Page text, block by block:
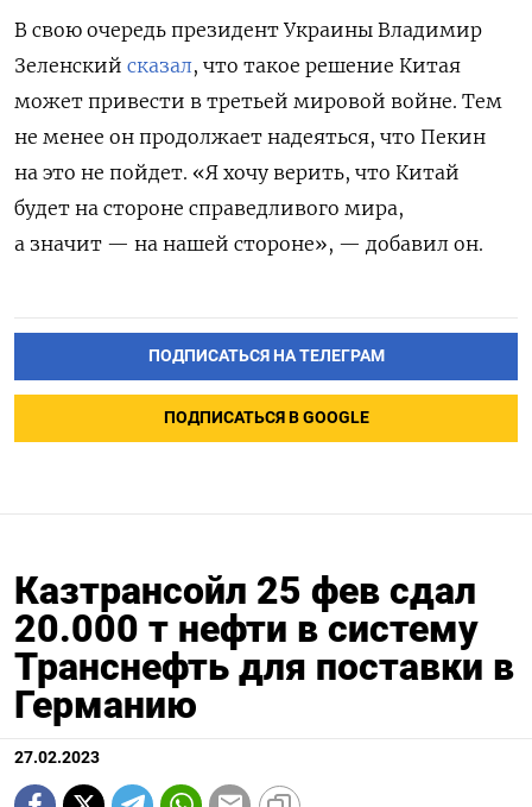
В свою очередь президент Украины Владимир
Зеленский сказал, что такое решение Китая
может привести в третьей мировой войне. Тем
не менее он продолжает надеяться, что Пекин
на это не пойдет. «Я хочу верить, что Китай
будет на стороне справедливого мира,
а значит — на нашей стороне», — добавил он.
ПОДПИСАТЬСЯ НА ТЕЛЕГРАМ
ПОДПИСАТЬСЯ В GOOGLE
Казтрансойл 25 фев сдал
20.000 т нефти в систему
Транснефть для поставки в
Германию
27.02.2023